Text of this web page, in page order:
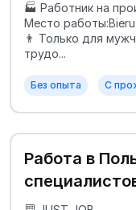
🏭 Работник на
Место
👨 Только для
трудо...
Без опыта С
Работа в Польше!
вакансии: